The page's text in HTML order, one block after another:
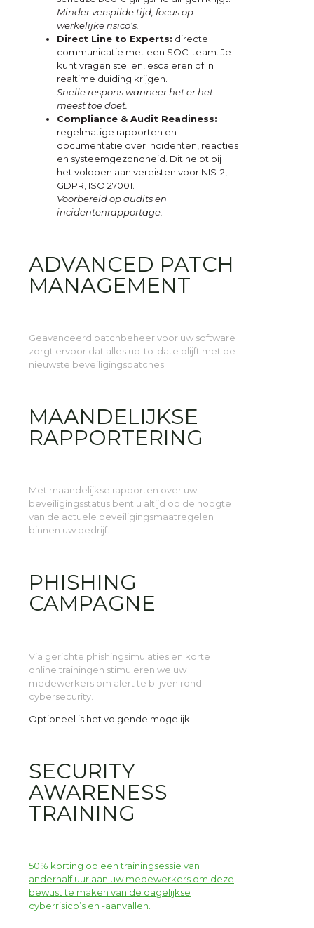
Minder verspilde tijd, focus op
werkelijke risico’s.
Direct Line to Experts: directe
communicatie met een SOC-team. Je
kunt vragen stellen, escaleren of in
realtime duiding krijgen.
Snelle respons wanneer het er het
meest toe doet.
Compliance & Audit Readiness:
regelmatige rapporten en
documentatie over incidenten, reacties
en systeemgezondheid. Dit helpt bij
het voldoen aan vereisten voor NIS-2,
GDPR, ISO 27001.
Voorbereid op audits en
incidentenrapportage.
ADVANCED PATCH
MANAGEMENT
Geavanceerd patchbeheer voor uw software
zorgt ervoor dat alles up-to-date blijft met de
nieuwste beveiligingspatches.
MAANDELIJKSE
RAPPORTERING
Met maandelijkse rapporten over uw
beveiligingsstatus bent u altijd op de hoogte
van de actuele beveiligingsmaatregelen
binnen uw bedrijf.
PHISHING
CAMPAGNE
Via gerichte phishingsimulaties en korte
online trainingen stimuleren we uw
medewerkers om alert te blijven rond
cybersecurity.
Optioneel is het volgende mogelijk:
SECURITY
AWARENESS
TRAINING
50% korting op een trainingsessie van
anderhalf uur aan uw medewerkers om deze
bewust te maken van de dagelijkse
cyberrisico’s en -aanvallen.